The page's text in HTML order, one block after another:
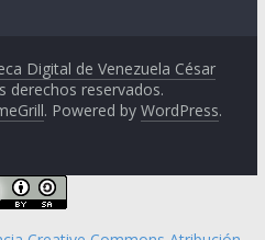
Digital de Venezuela César
derechos reservados.
. Powered byWordPress.